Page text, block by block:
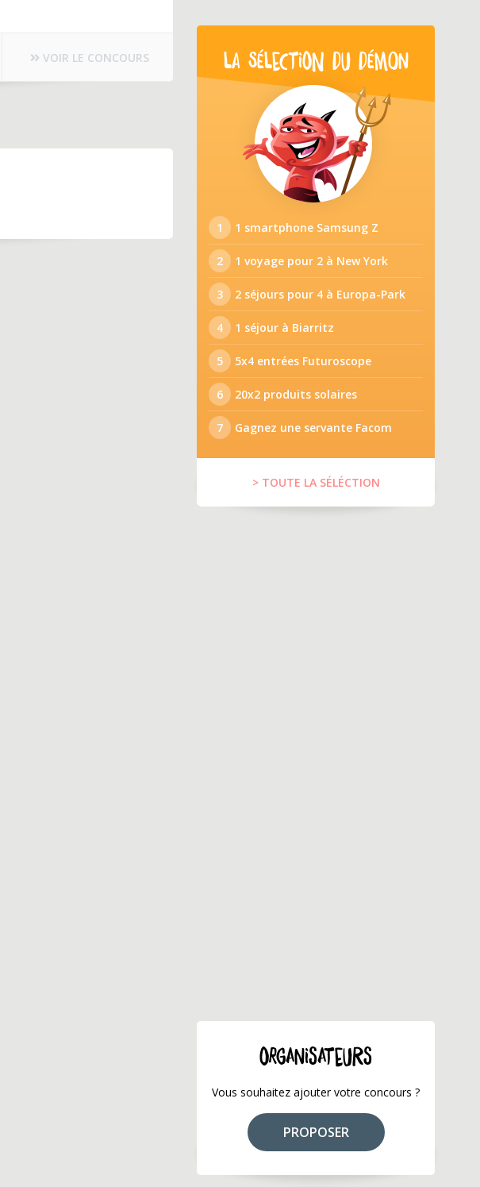
VOIR LE CONCOURS LA SÉLECTION DU DÉMON
1 1 smartphone Samsung Z
2 1 voyage pour 2 à New York
3 2 séjours pour 4 à Europa-Park
4 1 séjour à Biarritz
5 5x4 entrées Futuroscope
6 20x2 produits solaires
7 Gagnez une servante Facom
> TOUTE LA SÉLÉCTION
ORGANISATEURS
Vous souhaitez ajouter votre concours ?
PROPOSER